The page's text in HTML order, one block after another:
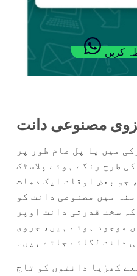
کریں
مصنوعی دانت
میں یا پل عام طور پر
طرح رنگے ہوئے پلاسٹک
جو بعض اوقات ایک دھات
میں مصنوعی دانت کو
سخت قدرتی دانت اوپر
موجود ہوتے ہیں، جزوی
دانت لگائے جاتے ہیں۔
کھڑیا دانتوں کو تاج